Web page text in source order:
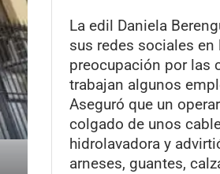
La edil Daniela
sus redes sociales
preocupación por las
trabajan algunos
Aseguró que un
colgado de unos
hidrolavadora y
arneses, guantes,